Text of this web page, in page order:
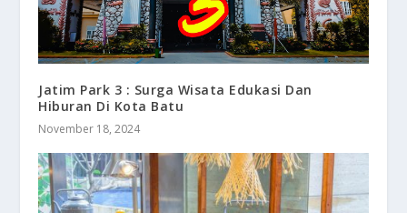
Jatim Park 3 : Surga Wisata Edukasi Dan
Hiburan Di Kota Batu
November 18, 2024